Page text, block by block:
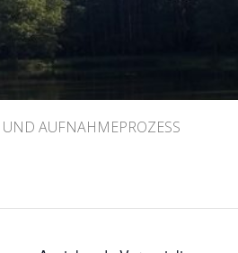
AUFNAHMEPROZESS